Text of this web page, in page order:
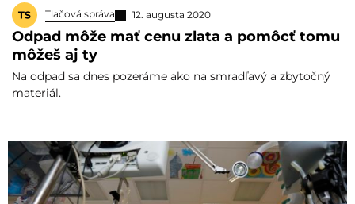
Tlačová správa 12. augusta 2020
Odpad môže mať cenu zlata a pomôcť tomu
môžeš aj ty
Na odpad sa dnes pozeráme ako na smradľavý a zbytočný
materiál.